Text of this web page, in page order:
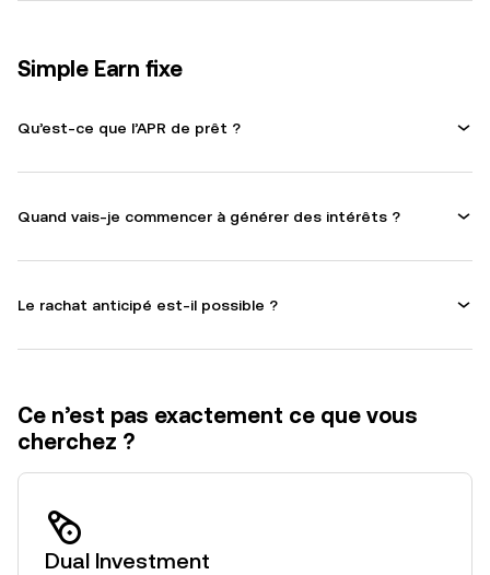
Simple Earn fixe
Qu’est-ce que l’APR de prêt ?
Quand vais-je commencer à générer des intérêts ?
Le rachat anticipé est-il possible ?
Ce n’est pas exactement ce que vous
cherchez ?
Dual Investment